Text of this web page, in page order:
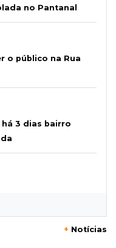
no Pantanal
o público na Rua
3 dias bairro
+ Notícias